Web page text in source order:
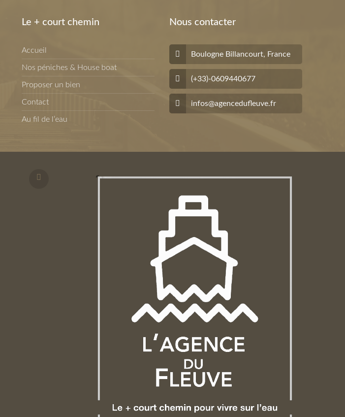
Le + court chemin
Accueil
Nos péniches & House boat
Proposer un bien
Contact
Au fil de l’eau
Nous contacter
Boulogne Billancourt, France
(+33)-0609440677
infos@agencedufleuve.fr